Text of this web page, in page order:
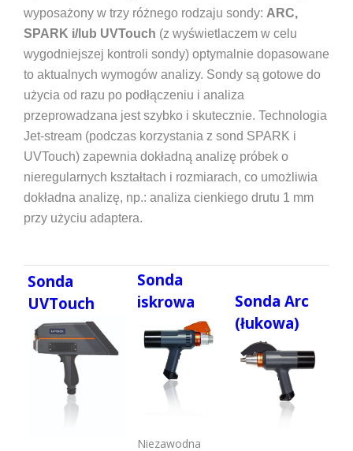
wyposażony w trzy różnego rodzaju sondy: ARC,
SPARK i/lub UVTouch (z wyświetlaczem w celu
wygodniejszej kontroli sondy) optymalnie dopasowane
to aktualnych wymogów analizy. Sondy są gotowe do
użycia od razu po podłączeniu i analiza
przeprowadzana jest szybko i skutecznie. Technologia
Jet-stream (podczas korzystania z sond SPARK i
UVTouch) zapewnia dokładną analizę próbek o
nieregularnych kształtach i rozmiarach, co umożliwia
dokładna analizę, np.: analiza cienkiego drutu 1 mm
przy użyciu adaptera.
Sonda
UVTouch
Sonda
iskrowa
Niezawodna
Sonda Arc
(łukowa)